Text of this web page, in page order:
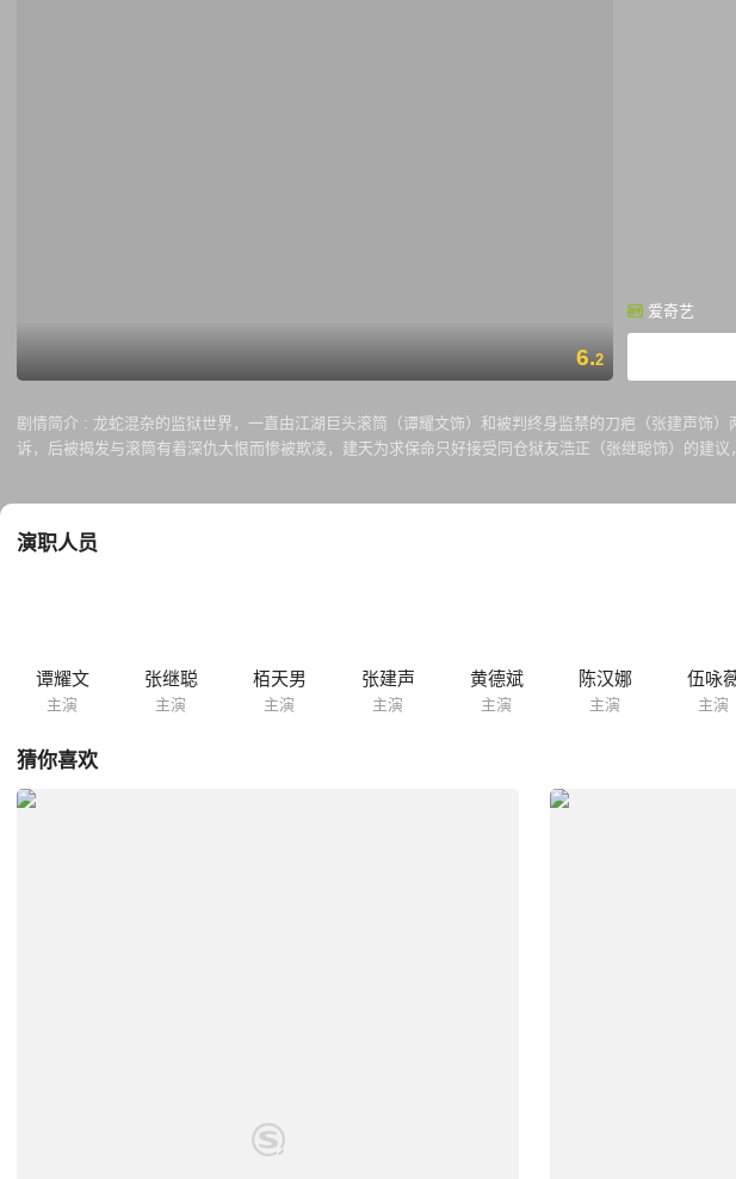
6.2
爱奇艺
剧情简介 : 龙蛇混杂的监狱世界，一直由江湖巨头滚筒（谭耀文饰）和被判终身监禁的刀疤（张建声饰
诉，后被揭发与滚筒有着深仇大恨而惨被欺凌，建天为求保命只好接受同仓狱友浩正（张继聪饰）的建
演职人员
谭耀文
主演
张继聪
主演
栢天男
主演
张建声
主演
黄德斌
主演
陈汉娜
主演
伍咏
主演
猜你喜欢